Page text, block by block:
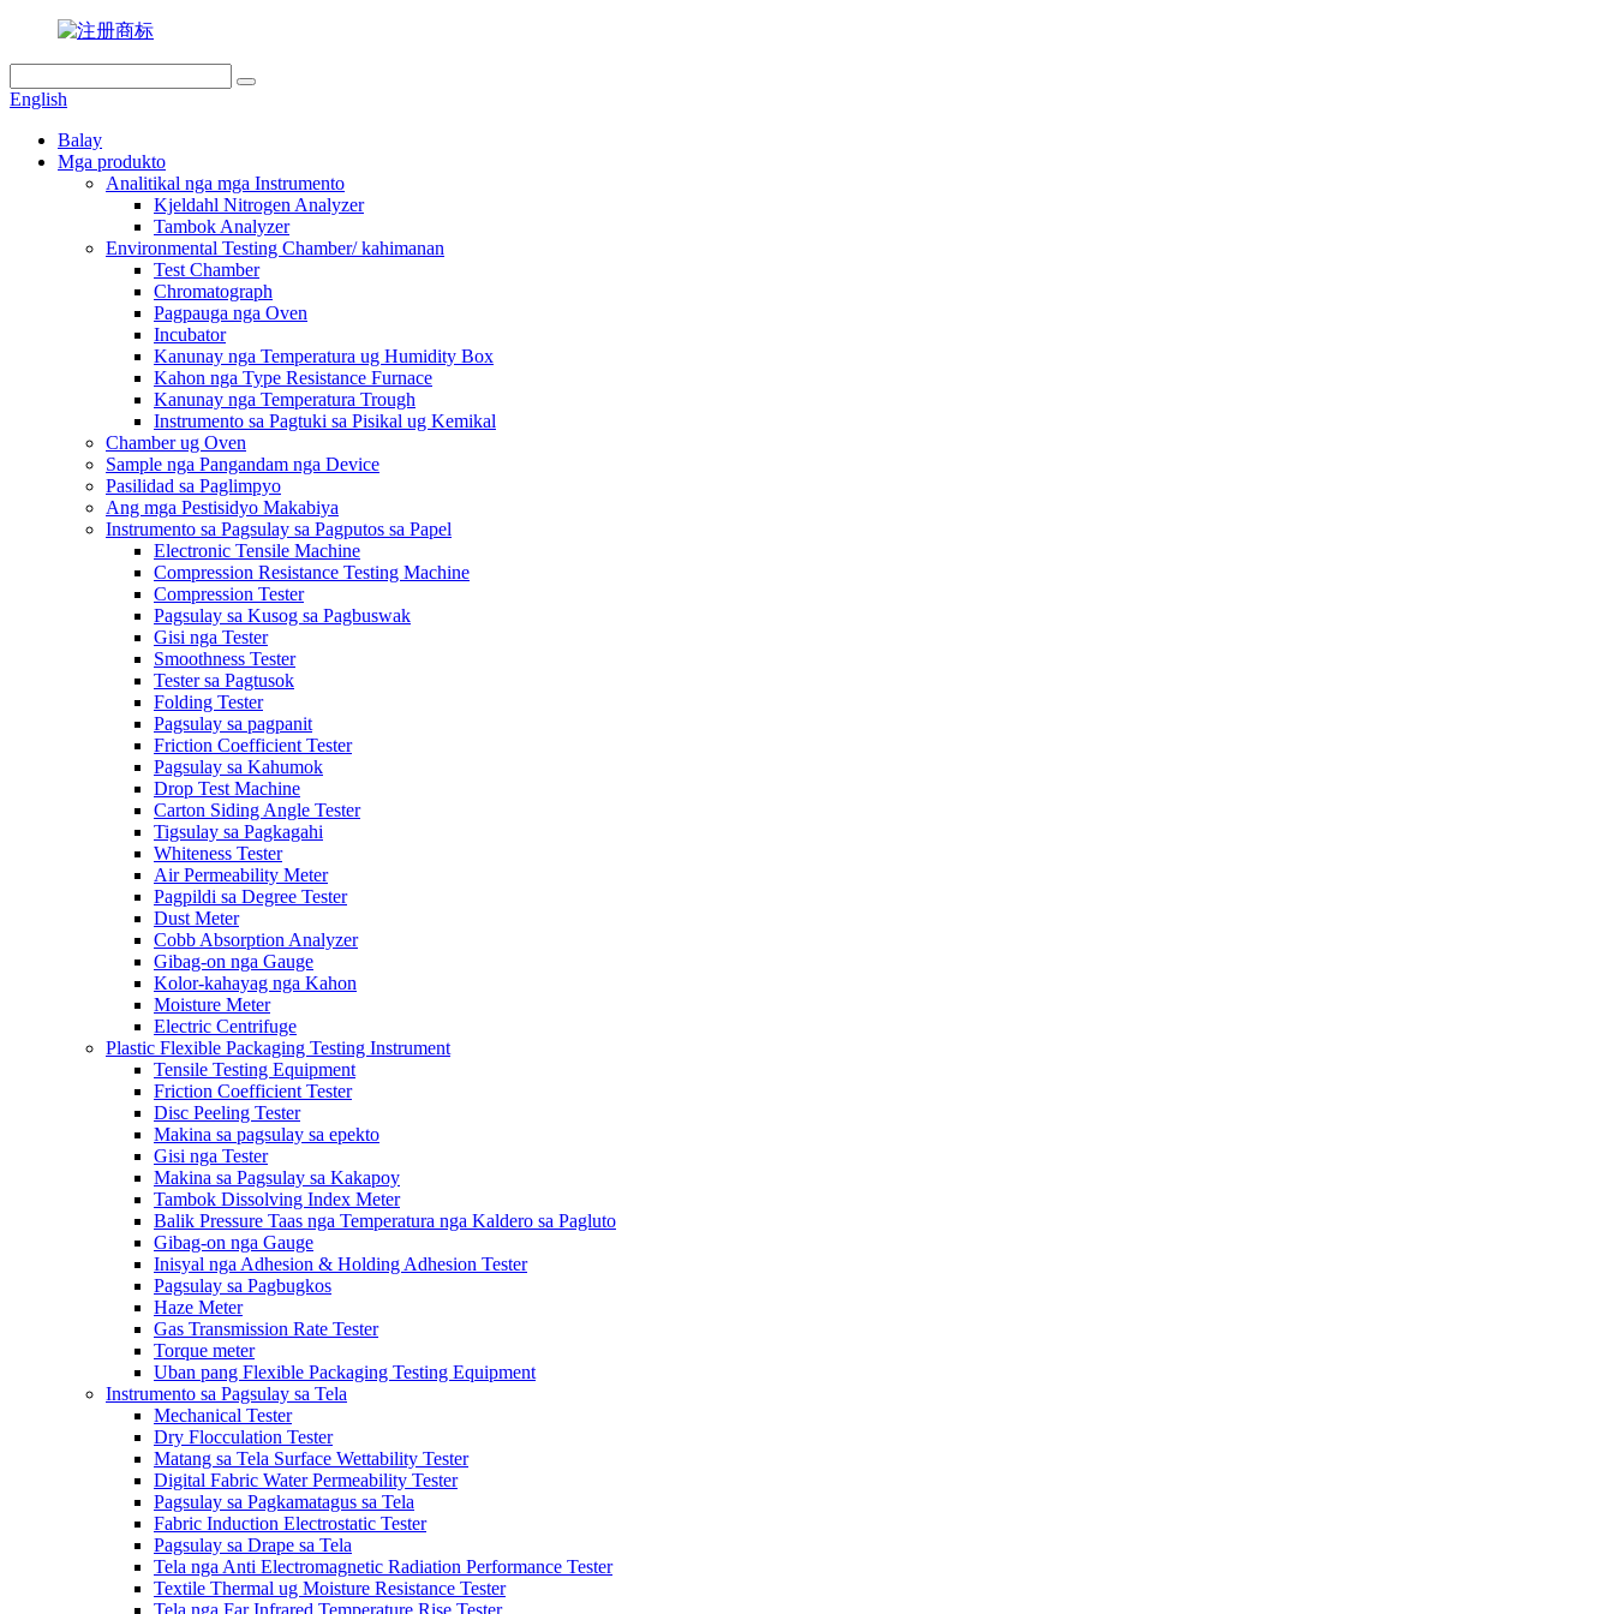
English
Balay
Mga produkto
Analitikal nga mga Instrumento
Kjeldahl Nitrogen Analyzer
Tambok Analyzer
Environmental Testing Chamber/ kahimanan
Test Chamber
Chromatograph
Pagpauga nga Oven
Incubator
Kanunay nga Temperatura ug Humidity Box
Kahon nga Type Resistance Furnace
Kanunay nga Temperatura Trough
Instrumento sa Pagtuki sa Pisikal ug Kemikal
Chamber ug Oven
Sample nga Pangandam nga Device
Pasilidad sa Paglimpyo
Ang mga Pestisidyo Makabiya
Instrumento sa Pagsulay sa Pagputos sa Papel
Electronic Tensile Machine
Compression Resistance Testing Machine
Compression Tester
Pagsulay sa Kusog sa Pagbuswak
Gisi nga Tester
Smoothness Tester
Tester sa Pagtusok
Folding Tester
Pagsulay sa pagpanit
Friction Coefficient Tester
Pagsulay sa Kahumok
Drop Test Machine
Carton Siding Angle Tester
Tigsulay sa Pagkagahi
Whiteness Tester
Air Permeability Meter
Pagpildi sa Degree Tester
Dust Meter
Cobb Absorption Analyzer
Gibag-on nga Gauge
Kolor-kahayag nga Kahon
Moisture Meter
Electric Centrifuge
Plastic Flexible Packaging Testing Instrument
Tensile Testing Equipment
Friction Coefficient Tester
Disc Peeling Tester
Makina sa pagsulay sa epekto
Gisi nga Tester
Makina sa Pagsulay sa Kakapoy
Tambok Dissolving Index Meter
Balik Pressure Taas nga Temperatura nga Kaldero sa Pagluto
Gibag-on nga Gauge
Inisyal nga Adhesion & Holding Adhesion Tester
Pagsulay sa Pagbugkos
Haze Meter
Gas Transmission Rate Tester
Torque meter
Uban pang Flexible Packaging Testing Equipment
Instrumento sa Pagsulay sa Tela
Mechanical Tester
Dry Flocculation Tester
Matang sa Tela Surface Wettability Tester
Digital Fabric Water Permeability Tester
Pagsulay sa Pagkamatagus sa Tela
Fabric Induction Electrostatic Tester
Pagsulay sa Drape sa Tela
Tela nga Anti Electromagnetic Radiation Performance Tester
Textile Thermal ug Moisture Resistance Tester
Tela nga Far Infrared Temperature Rise Tester